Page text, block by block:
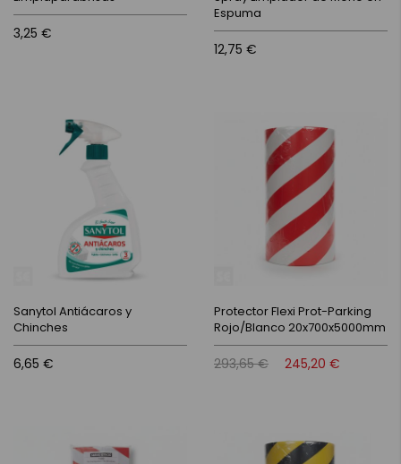
3,25 €
Espuma
12,75 €
Sanytol Antiácaros y
Chinches
6,65 €
Protector Flexi Prot-Parking
Rojo/Blanco 20x700x5000mm
293,65 € 245,20 €